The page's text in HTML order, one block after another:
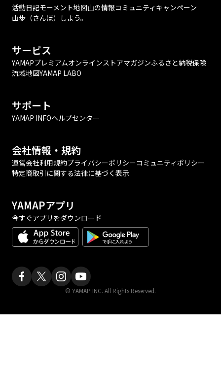
活動日記モーメント地図山の情報コミュニティ キャンペーン
山歩（さんぽ）しよう。
サービス
YAMAPプレミアムオンラインストアマガジンふるさと納税保険
流域地図YAMAP LABO
サポート
YAMAP INFOヘルプセンター
会社情報・規約
運営会社利用規約プライバシーポリシーコミュニティポリシー
特定商取引に関する法律に基づく表示
YAMAPアプリ
今すぐアプリをダウンロード
© YAMAP INC. All Rights Reserved.